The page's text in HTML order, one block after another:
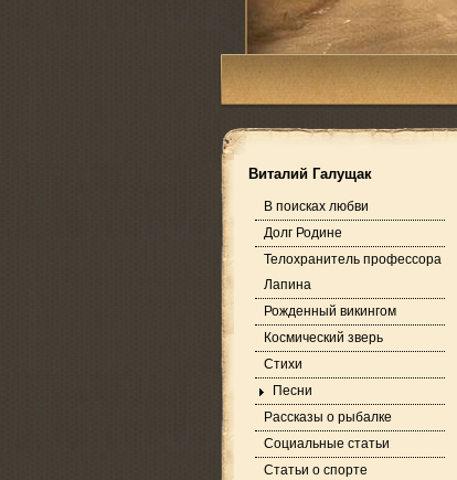
Виталий Галущак
В поисках любви
Долг Родине
Телохранитель профессора
Лапина
Рожденный викингом
Космический зверь
Стихи
Песни
Рассказы о рыбалке
Социальные статьи
Статьи о спорте